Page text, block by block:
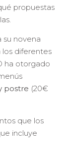
propuestas
su novena
diferentes
ha otorgado
postre (20€
que los
incluye